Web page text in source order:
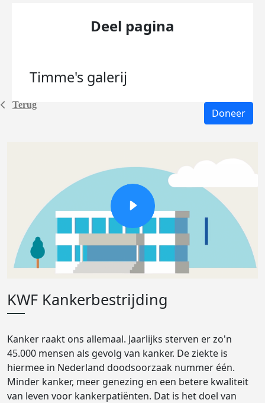
Terug
Deel pagina
Timme's galerij
Doneer
KWF Kankerbestrijding
Kanker raakt ons allemaal. Jaarlijks sterven er zo'n
45.000 mensen als gevolg van kanker. De ziekte is
hiermee in Nederland doodsoorzaak nummer één.
Minder kanker, meer genezing en een betere kwaliteit
van leven voor kankerpatiënten. Dat is het doel van